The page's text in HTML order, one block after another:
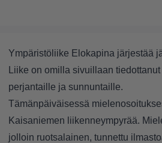
Ympäristöliike Elokapina järjestää
Liike on omilla sivuillaan
perjantaille ja sunnuntaille.
Tämänpäiväisessä
Kaisaniemen liikenneympyrää.
jolloin ruotsalainen, tunnettu